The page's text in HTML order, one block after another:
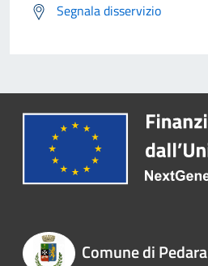
Segnala disservizio
Comune di Pedara